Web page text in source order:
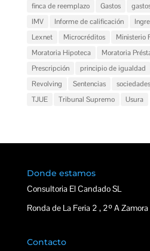
finca de reemplazo
Gastos
IMV
Informe de calificación
Lexnet
Microcréditos Ministerio
Moratoria Hipoteca
Moratoria
Prescripción
principio de igualdad
Revolving
Sentencias
TJUE
Tribunal Supremo Usura
Donde estamos
Consultoria El Candado SL
Ronda de La Feria 2 , 2º A Zamora
Contacto